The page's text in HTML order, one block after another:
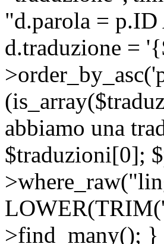
"d.parola =
d.traduzione =
abbiamo una
$traduzioni[0];
>find_many();